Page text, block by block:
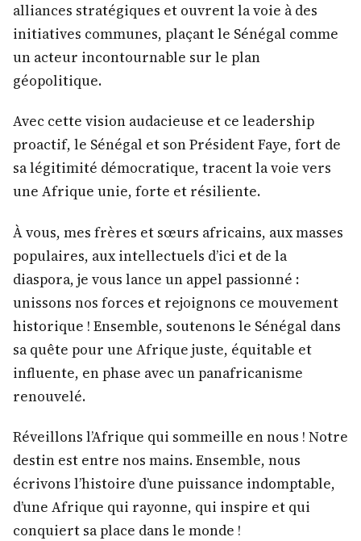
alliances stratégiques et ouvrent la voie à des
initiatives communes, plaçant le Sénégal comme
un acteur incontournable sur le plan
géopolitique.
Avec cette vision audacieuse et ce leadership
proactif, le Sénégal et son Président Faye, fort de
sa légitimité démocratique, tracent la voie vers
une Afrique unie, forte et résiliente.
À vous, mes frères et sœurs africains, aux masses
populaires, aux intellectuels d’ici et de la
diaspora, je vous lance un appel passionné :
unissons nos forces et rejoignons ce mouvement
historique ! Ensemble, soutenons le Sénégal dans
sa quête pour une Afrique juste, équitable et
influente, en phase avec un panafricanisme
renouvelé.
Réveillons l’Afrique qui sommeille en nous ! Notre
destin est entre nos mains. Ensemble, nous
écrivons l’histoire d’une puissance indomptable,
d’une Afrique qui rayonne, qui inspire et qui
conquiert sa place dans le monde !